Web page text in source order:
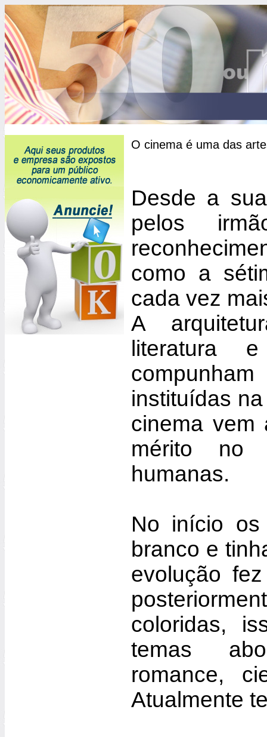
O cinema é uma das
Desde a
pelos
como a
cada vez
A
literatura
instituídas
cinema vem
mérito no
humanas.
No início
branco e
evolução
coloridas,
temas
romance,
Atualmente